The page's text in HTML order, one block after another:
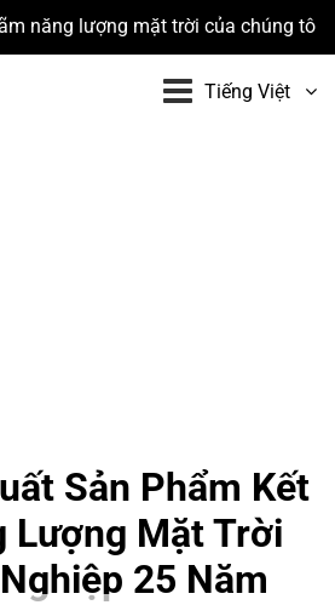
năng lượng mặt trời của chúng tôi
Tiếng Việt
Sản Phẩm Kết
Lượng Mặt Trời
25 Năm